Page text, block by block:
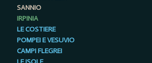
SANNIO
IRPINIA
LE COSTIERE
POMPEI E VESUVIO
CAMPI FLEGREI